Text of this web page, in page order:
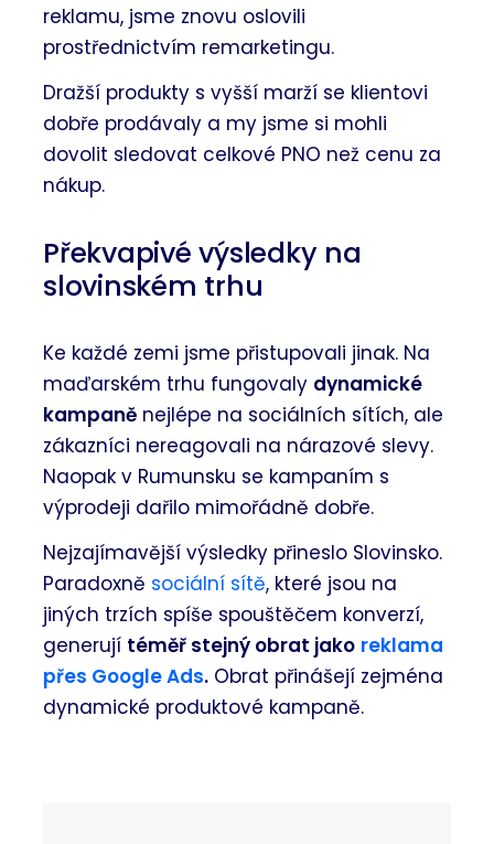
reklamu, jsme znovu oslovili
prostřednictvím remarketingu.
Dražší produkty s vyšší marží se klientovi
dobře prodávaly a my jsme si mohli
dovolit sledovat celkové PNO než cenu za
nákup.
Překvapivé výsledky na
slovinském trhu
Ke každé zemi jsme přistupovali jinak. Na
maďarském trhu fungovaly dynamické
kampaně nejlépe na sociálních sítích, ale
zákazníci nereagovali na nárazové slevy.
Naopak v Rumunsku se kampaním s
výprodeji dařilo mimořádně dobře.
Nejzajímavější výsledky přineslo Slovinsko.
Paradoxně sociální sítě, které jsou na
jiných trzích spíše spouštěčem konverzí,
generují téměř stejný obrat jako reklama
přes Google Ads. Obrat přinášejí zejména
dynamické produktové kampaně.